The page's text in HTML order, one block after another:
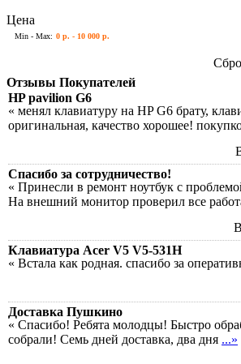
Цена
Min - Max: 0 р. - 10 000 р.
Отзывы Покупателей
HP pavilion G6
« менял клавиатуру на HP G6 брату,
оригинальная, качество хорошее!
Спасибо за сотрудничество!
« Принесли в ремонт ноутбук с
На внешний монитор проверил все
Клавиатура Acer V5 V5-531H
« Встала как родная. спасибо за
Доставка Пушкино
« Спасибо! Ребята молодцы! Быстро
собрали! Семь дней доставка, два дня ...»